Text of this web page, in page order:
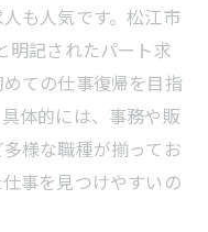
も人気です。松江市
明記されたパート求
ての仕事復帰を目指
体的には、事務や販
様な職種が揃ってお
事を見つけやすいの